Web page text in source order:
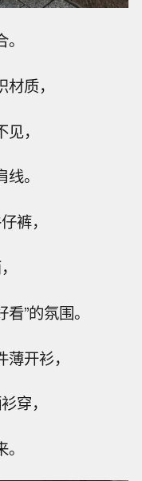
质，
，
。
裤，
”的氛围。
开衫，
穿，